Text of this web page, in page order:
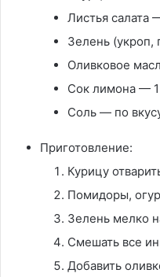
Листья салата
Зелень (укроп,
Оливковое
Сок лимона — 1
Соль — по
Приготовление:
Курицу
Помидоры,
Зелень мелко
Смешать все
Добавить